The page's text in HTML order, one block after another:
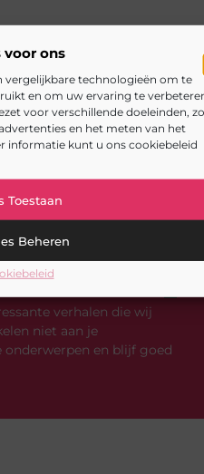
voor ons
vergelijkbare technologieën om te
en om uw ervaring te
voor verschillende doeleinden,
en het meten van het
informatie kunt u ons cookiebeleid
Toestaan
Beheren
al doorgenomen?
verhalen die wij
niet aan je
en blijf goed
VOLGENDE
De toekomst van civiele techniek: innovaties die de wereld veranderen